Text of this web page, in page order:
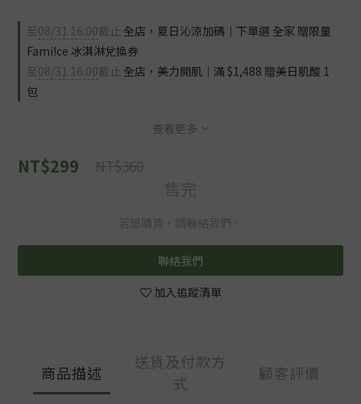
至08/31 16:00截止 全店，夏日沁涼加碼｜下單選 全家 贈限量
Fami!ce 冰淇淋兌換券
至08/31 16:00截止 全店，美力開肌｜滿 $1,488 贈美日肌酸 1
包
查看更多
NT$299 NT$360
售完
若想購買，請聯絡我們。
聯絡我們
加入追蹤清單
商品描述
送貨及付款方
式
顧客評價